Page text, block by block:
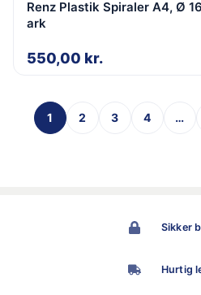
Renz Plastik Spiraler A4, Ø
ark
550,00 kr.
1 2 3 4 …
Sikker
Hurtig